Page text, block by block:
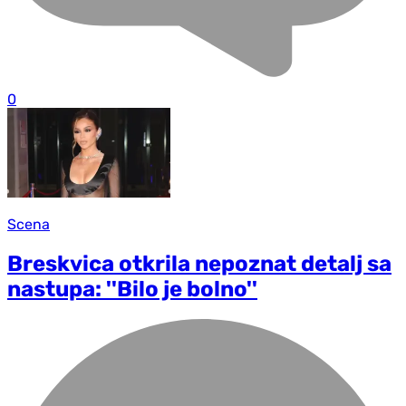
0
Scena
Breskvica otkrila nepoznat detalj sa
nastupa: ''Bilo je bolno''